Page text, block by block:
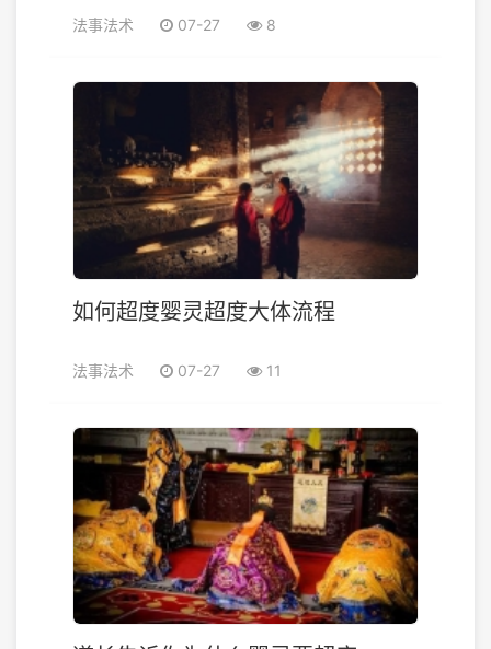
法事法术 07-27 8
如何超度婴灵超度大体流程
法事法术 07-27 11